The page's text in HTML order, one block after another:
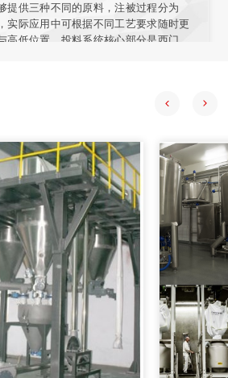
提供三种不同的原料，注被过程分为
实际应用中可根据不同工艺要求随时更
高低位置。投料系统核心部分是西门子
王特其同步显示。
工艺控制技术、计算机技术、信息技
技术和专家系统，提供自动化整体解
配料系统中的应用
量监控过程中，采用计算机技术和PID
组态、设计、控制、管理等功能。配料
的前后重量差值转变为瞬时流量信号，